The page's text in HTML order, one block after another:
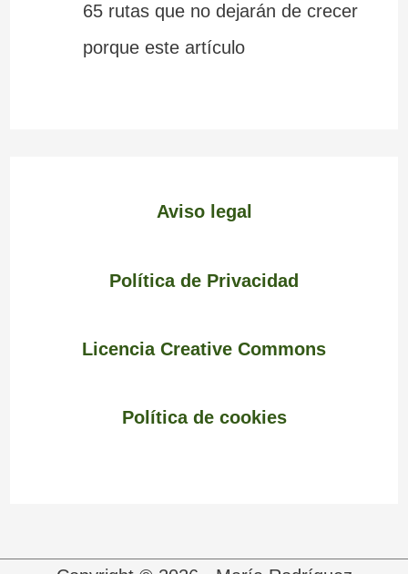
65 rutas que no dejarán de crecer
porque este artículo
Aviso legal
Política de Privacidad
Licencia Creative Commons
Política de cookies